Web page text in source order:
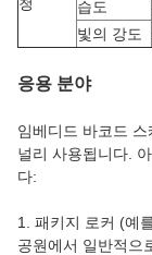
습도
빛의 강도
응용 분야
임베디드 바코드
널리 사용됩니다.
다:
1. 패키지 로커 (예
공원에서 일반적으